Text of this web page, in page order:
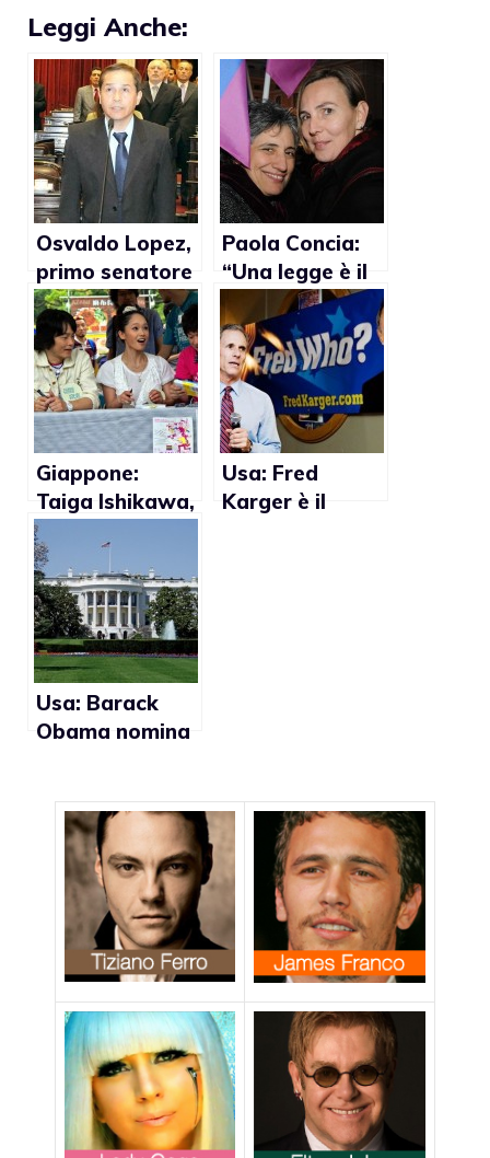
Leggi Anche:
Osvaldo Lopez,
primo senatore
gay in
Argentina
Paola Concia:
“Una legge è il
primo passo
contro
l’omofobia”
Giappone:
Taiga Ishikawa,
primo politico
gay eletto nel
municipio di
Tokyo
Usa: Fred
Karger è il
Usa: Barack
Obama nomina
cerimoniale